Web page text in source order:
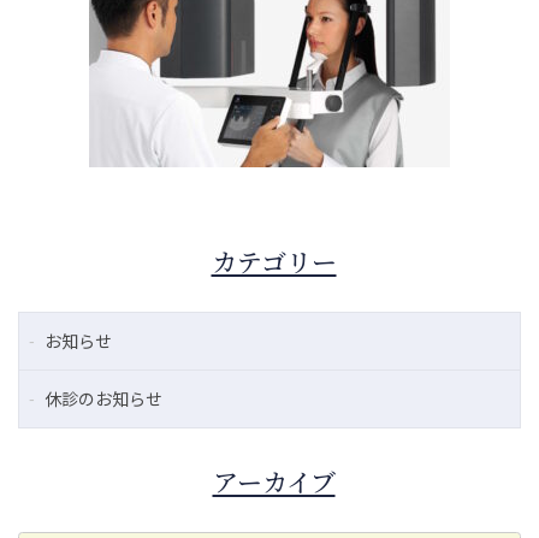
カテゴリー
お知らせ
休診のお知らせ
アーカイブ